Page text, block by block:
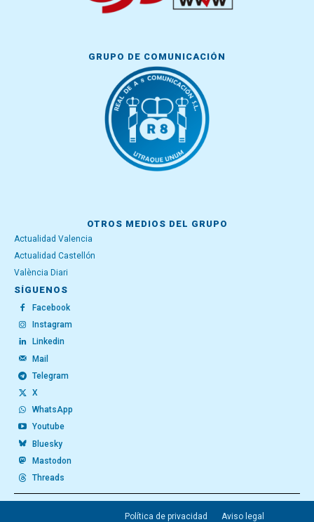
GRUPO DE COMUNICACIÓN
OTROS MEDIOS DEL GRUPO
Actualidad Valencia
Actualidad Castellón
València Diari
SÍGUENOS
Facebook
Instagram
Linkedin
Mail
Telegram
X
WhatsApp
Youtube
Bluesky
Mastodon
Threads
Política de privacidad Aviso legal